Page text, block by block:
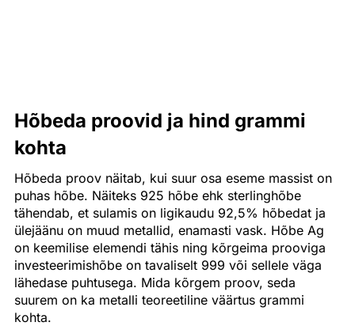
Hõbeda proovid ja hind grammi
kohta
Hõbeda proov näitab, kui suur osa eseme massist on
puhas hõbe. Näiteks 925 hõbe ehk sterlinghõbe
tähendab, et sulamis on ligikaudu 92,5% hõbedat ja
ülejäänu on muud metallid, enamasti vask. Hõbe Ag
on keemilise elemendi tähis ning kõrgeima prooviga
investeerimishõbe on tavaliselt 999 või sellele väga
lähedase puhtusega. Mida kõrgem proov, seda
suurem on ka metalli teoreetiline väärtus grammi
kohta.